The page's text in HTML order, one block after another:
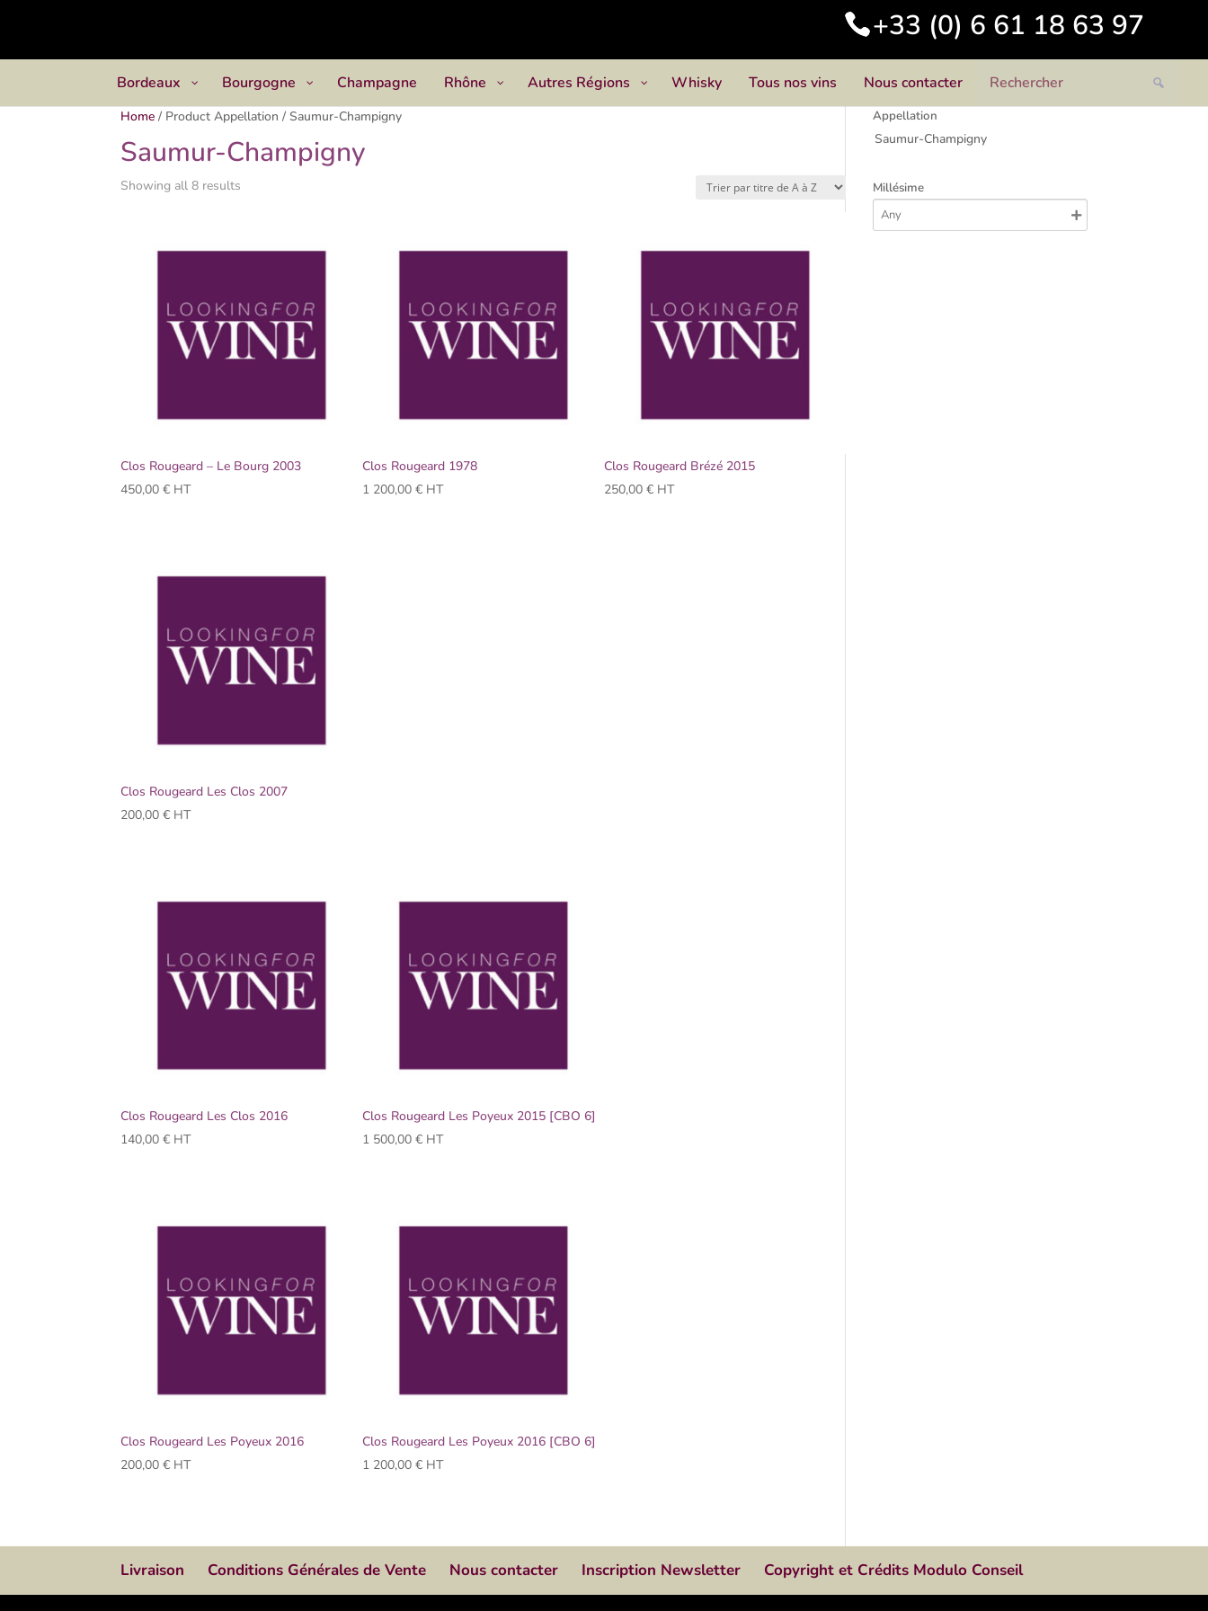
+33 (0) 6 61 18 63 97
Bordeaux Bourgogne Champagne Rhône Autres Régions Whisky Tous nos vins Nous contacter
Home / Product Appellation /Saumur-Champigny
Saumur-Champigny
Showing all 8 results
Clos Rougeard – Le Bourg 2003
450,00€ HT
Clos Rougeard 1978
1 200,00€ HT
Clos Rougeard Brézé 2015
250,00 € HT
Clos Rougeard Les Clos 2007
200,00€ HT
Clos Rougeard Les Clos 2016
140,00€ HT
Clos Rougeard Les Poyeux 2015 [CBO 6]
1 500,00€ HT
Clos Rougeard Les Poyeux 2016
200,00€ HT
Clos Rougeard Les Poyeux 2016 [CBO 6]
1 200,00€ HT
Appellation
Saumur-Champigny
Millésime
Livraison Conditions Générales de Vente Nous contacter Inscription Newsletter Copyright et Crédits Modulo Conseil